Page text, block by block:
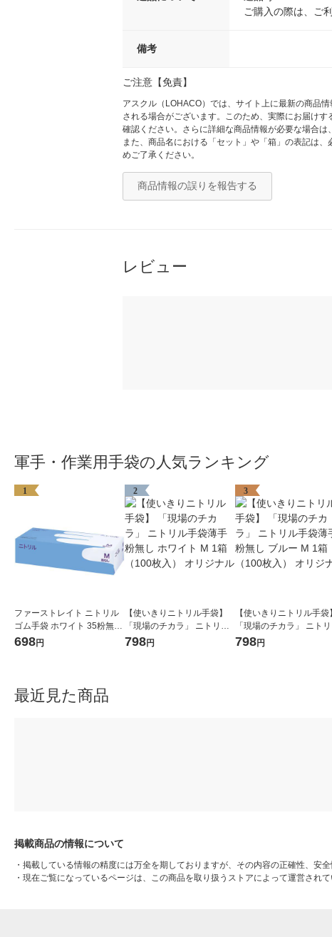
ご購入の際は、ご
備考
ご注意【免責】
アスクル（LOHACO）では、サイト上に最新の商品
される場合がございます。このため、実際にお届け
確認ください。さらに詳細な商品情報が必要な場合は
また、商品名における「セット」や「箱」の表記は
めご了承ください。
商品情報の誤りを報告する
レビュー
軍手・作業用手袋の人気ランキング
1
ファーストレイト ニトリル
ゴム手袋 ホワイト 35粉無し
M FR-6302 1箱（100枚入）
698円
2
【使いきりニトリル手袋】
「現場のチカラ」 ニトリル
手袋薄手 粉無し ホワイト M
798円
3
【使いきりニトリル手袋】
「現場のチカラ」 ニト
手袋薄手 粉無し ブルー M
798円
最近見た商品
掲載商品の情報について
・ 掲載している情報の精度には万全を期しておりますが、その内容の正確性、安
・ 現在ご覧になっているページは、この商品を取り扱うストアによって運営され